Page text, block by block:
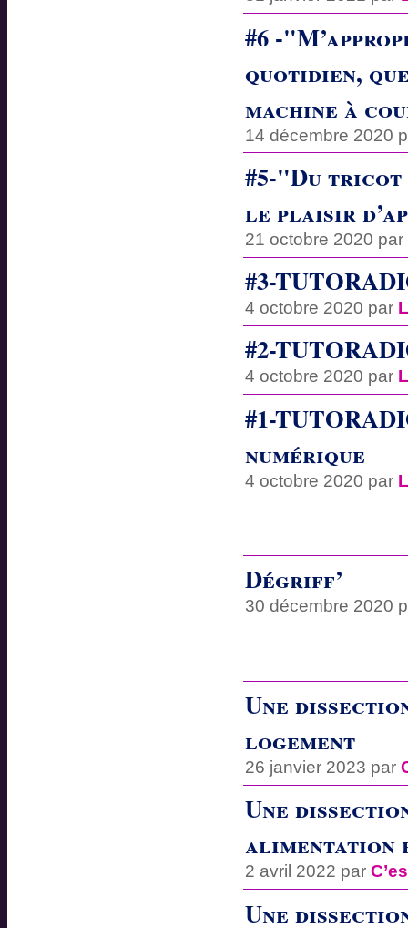
#6 -
quotidien,
machine à
14 décembre 2020
#5-"Du tricot
le plaisir
21 octobre 2020 par
#3-
4 octobre 2020 par
#2-
4 octobre 2020 par
#1-
numérique
4 octobre 2020 par
Dégriff’
30 décembre 2020
Une
logement
26 janvier 2023 par
Une
alimentation
2 avril 2022 par
Une